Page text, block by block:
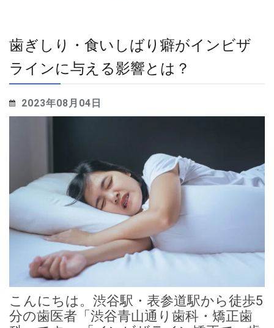
歯ぎしり・食いしばり癖がインビザ
ラインに与える影響とは？
2023年08月04日
こんにちは。渋谷駅・表参道駅から徒歩5
分の歯医者「渋谷青山通り歯科・矯正歯